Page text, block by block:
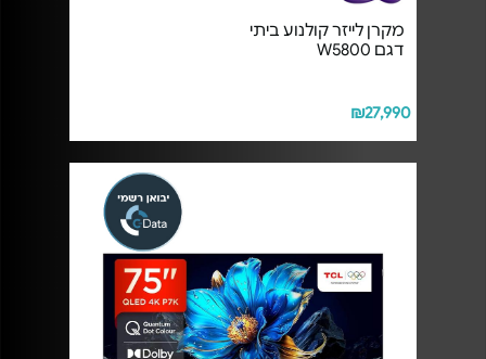
מקרן לייזר קולנוע ביתי
דגם W5800
₪27,990